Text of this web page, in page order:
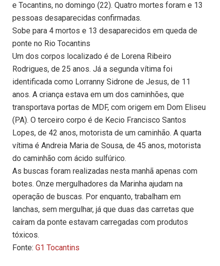
e Tocantins, no domingo (22). Quatro mortes foram e 13
pessoas desaparecidas confirmadas.
Sobe para 4 mortos e 13 desaparecidos em queda de
ponte no Rio Tocantins
Um dos corpos localizado é de Lorena Ribeiro
Rodrigues, de 25 anos. Já a segunda vítima foi
identificada como Lorranny Sidrone de Jesus, de 11
anos. A criança estava em um dos caminhões, que
transportava portas de MDF, com origem em Dom Eliseu
(PA). O terceiro corpo é de Kecio Francisco Santos
Lopes, de 42 anos, motorista de um caminhão. A quarta
vítima é Andreia Maria de Sousa, de 45 anos, motorista
do caminhão com ácido sulfúrico.
As buscas foram realizadas nesta manhã apenas com
botes. Onze mergulhadores da Marinha ajudam na
operação de buscas. Por enquanto, trabalham em
lanchas, sem mergulhar, já que duas das carretas que
caíram da ponte estavam carregadas com produtos
tóxicos.
Fonte: G1 Tocantins